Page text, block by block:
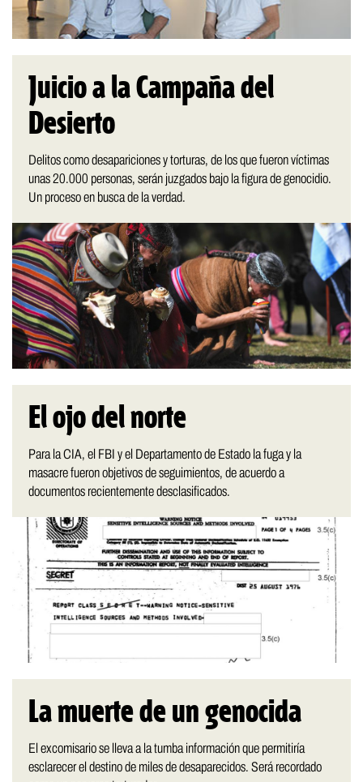
Juicio a la Campaña del
Desierto
Delitos como desapariciones y torturas, de los que fueron víctimas
unas 20.000 personas, serán juzgados bajo la figura de genocidio.
Un proceso en busca de la verdad.
El ojo del norte
Para la CIA, el FBI y el Departamento de Estado la fuga y la
masacre fueron objetivos de seguimientos, de acuerdo a
documentos recientemente desclasificados.
La muerte de un genocida
El excomisario se lleva a la tumba información que permitiría
esclarecer el destino de miles de desaparecidos. Será recordado